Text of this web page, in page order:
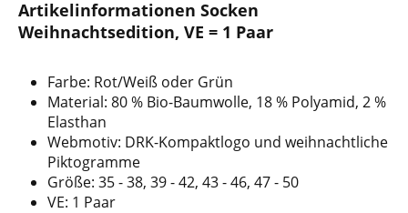
Artikelinformationen Socken
Weihnachtsedition, VE = 1 Paar
Farbe: Rot/Weiß oder Grün
Material: 80 % Bio-Baumwolle, 18 % Polyamid, 2 %
Elasthan
Webmotiv: DRK-Kompaktlogo und weihnachtliche
Piktogramme
Größe: 35 - 38, 39 - 42, 43 - 46, 47 - 50
VE: 1 Paar